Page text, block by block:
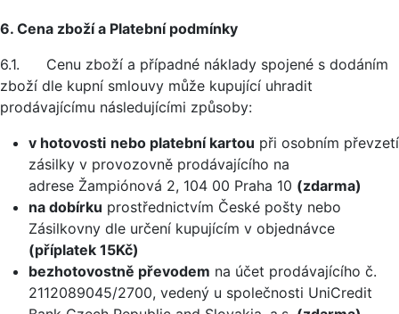
6. Cena zboží a Platební podmínky
6.1. Cenu zboží a případné náklady spojené s dodáním
zboží dle kupní smlouvy může kupující uhradit
prodávajícímu následujícími způsoby:
v hotovosti nebo platební kartou při osobním převzetí
zásilky v provozovně prodávajícího na
adrese Žampiónová 2, 104 00 Praha 10 (zdarma)
na dobírku prostřednictvím České pošty nebo
Zásilkovny dle určení kupujícím v objednávce
(příplatek 15Kč)
bezhotovostně převodem na účet prodávajícího č.
2112089045/2700, vedený u společnosti UniCredit